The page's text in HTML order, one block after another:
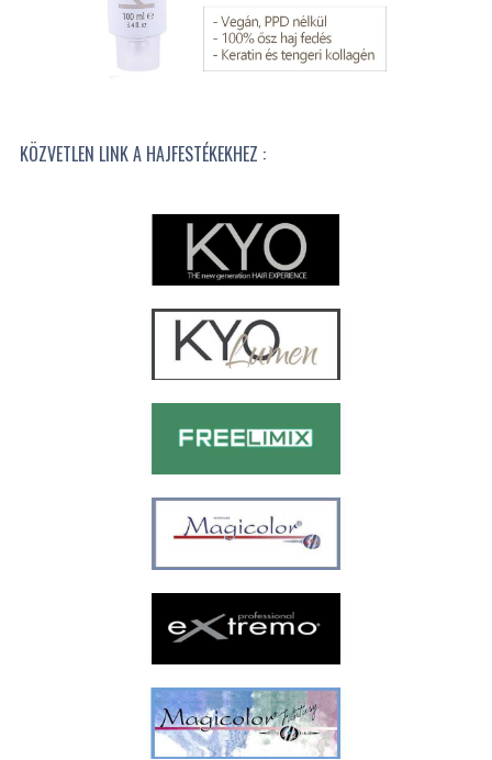
KÖZVETLEN LINK A HAJFESTÉKEKHEZ :